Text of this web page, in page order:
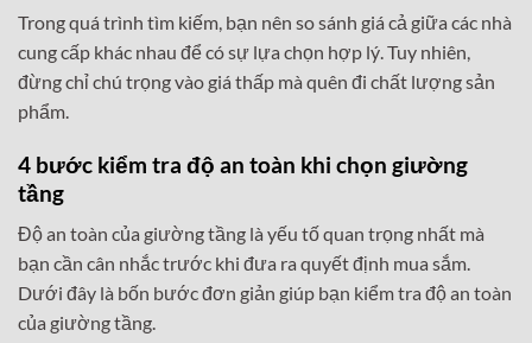
Trong quá trình tìm kiếm, bạn nên so sánh giá cả giữa các nhà
cung cấp khác nhau để có sự lựa chọn hợp lý. Tuy nhiên,
đừng chỉ chú trọng vào giá thấp mà quên đi chất lượng sản
phẩm.
4 bước kiểm tra độ an toàn khi chọn giường
tầng
Độ an toàn của giường tầng là yếu tố quan trọng nhất mà
bạn cần cân nhắc trước khi đưa ra quyết định mua sắm.
Dưới đây là bốn bước đơn giản giúp bạn kiểm tra độ an toàn
của giường tầng.